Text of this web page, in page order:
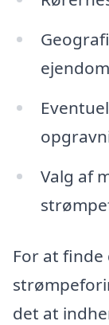
Valg af
For at
det at